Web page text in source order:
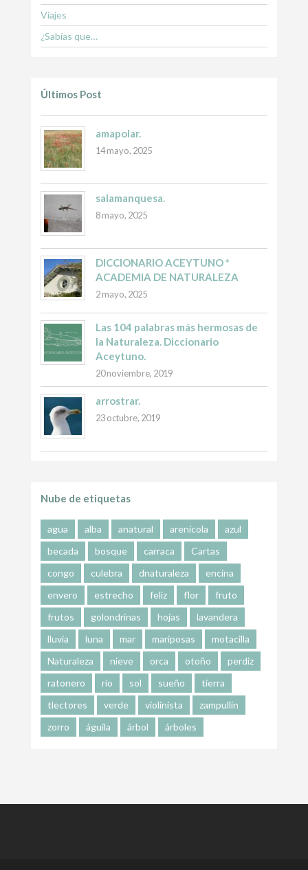
Viajes
¿Sabías que…
Últimos Post
amapolar.
14 mayo, 2025
salamanquesa.
8 mayo, 2025
DICCIONARIO ACEYTUNO *
ACADEMIA DE NATURALEZA
2 mayo, 2025
Las 104 palabras más hermosas de
la Naturaleza. Diccionario
Aceytuno.
20 noviembre, 2019
arrostrar.
23 octubre, 2019
Nube de etiquetas
agua alba anatural arenícola
azul
becada
bosque carraca
Cartas
congo
culebra dnaturaleza
encina
envero
estrecho feliz flor
fruto
frutos
golondrinas hojas
lavandera
lluvia
luna mar mariposas
motacilla
Naturaleza
nieve orca otoño
perdiz
ratonero
río sol sueño
tierra
tlectores
verde violinista
zampullín
zorro
águila árbol árboles